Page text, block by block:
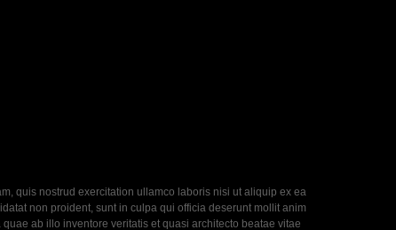
quis nostrud exercitation ullamco laboris nisi ut aliquip ex ea
non proident, sunt in culpa qui officia deserunt mollit anim
ab illo inventore veritatis et quasi architecto beatae vitae